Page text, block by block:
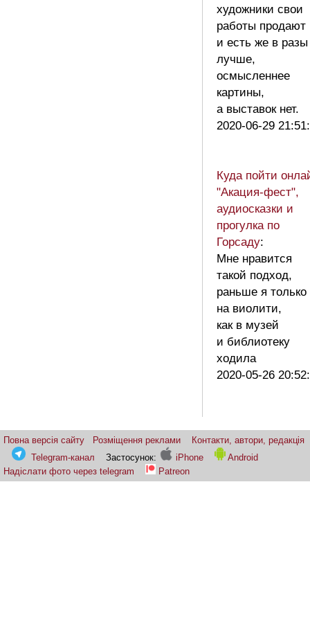
художники свои
работы продают
и есть же в разы
лучше,
осмысленнее
картины,
а выставок нет.
2020-06-29
Куда пойти
"Акация-фест",
аудиосказки и
прогулка по
Горсаду:
Мне нравится
такой подход,
раньше я только
на виолити,
как в музей
и библиотеку
ходила
2020-05-26
Повна версія сайту Розміщення реклами
Контакти, автори, редакція
Telegram-канал
Застосунок: iPhone
Android
Надіслати фото через telegram
Patreon